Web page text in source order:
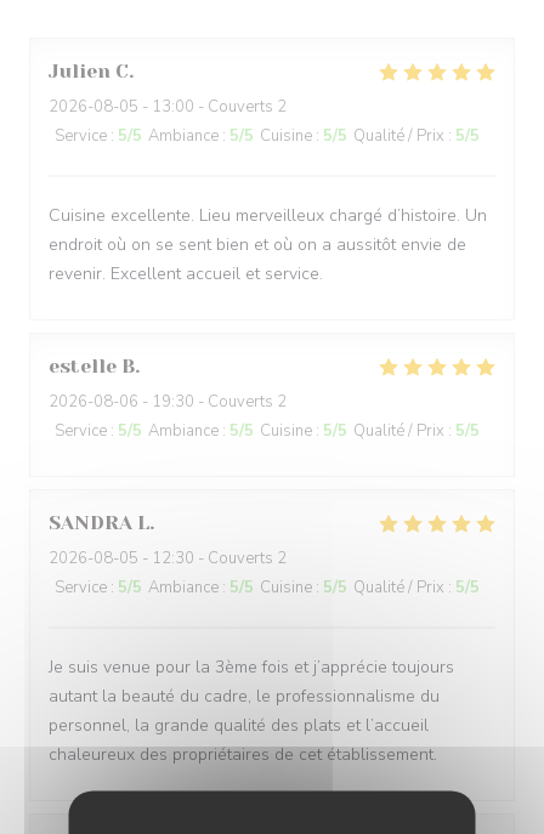
Julien C
2026-08-05 - 13:00 - Couverts 2
Service : 5/5 Ambiance : 5/5 Cuisine : 5/5 Qualité / Prix : 5/5
Cuisine excellente. Lieu merveilleux chargé d’histoire. Un
endroit où on se sent bien et où on a aussitôt envie de
revenir. Excellent accueil et service.
estelle B
2026-08-06 - 19:30 - Couverts 2
Service : 5/5 Ambiance : 5/5 Cuisine : 5/5 Qualité / Prix : 5/5
SANDRA L
2026-08-05 - 12:30 - Couverts 2
Service : 5/5 Ambiance : 5/5 Cuisine : 5/5 Qualité / Prix : 5/5
Je suis venue pour la 3ème fois et j’apprécie toujours
autant la beauté du cadre, le professionnalisme du
personnel, la grande qualité des plats et l’accueil
chaleureux des propriétaires de cet établissement.